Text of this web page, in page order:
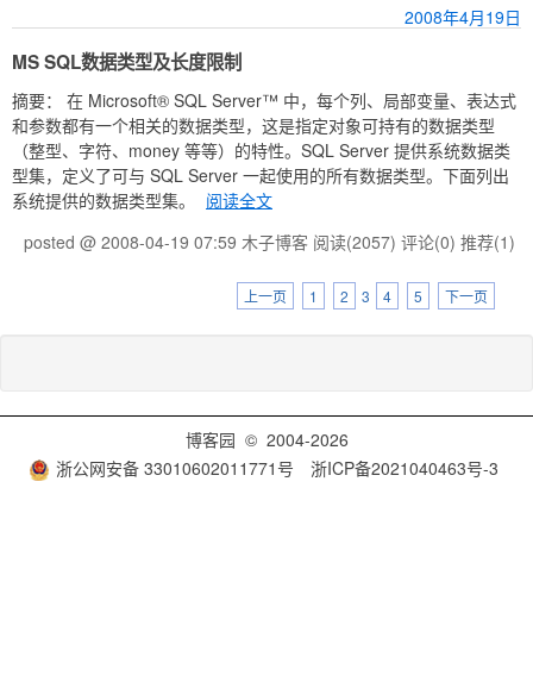
2008年4月19日
MS SQL数据类型及长度限制
摘要： 在 Microsoft® SQL Server™ 中，每个列、局部变量、表达式
和参数都有一个相关的数据类型，这是指定对象可持有的数据类型
（整型、字符、money 等等）的特性。SQL Server 提供系统数据类
型集，定义了可与 SQL Server 一起使用的所有数据类型。下面列出
系统提供的数据类型集。
阅读全文
posted @ 2008-04-19 07:59 木子博客 阅读(2057) 评论(0) 推荐(1)
上一页 1 2 3 4 5 下一页
博客园 © 2004-2026
浙公网安备 33010602011771号
浙ICP备2021040463号-3